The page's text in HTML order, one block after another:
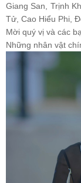
Giang San, Trịnh
Tử, Cao Hiểu Phi,
Mời quý vị và các
Những nhân vật